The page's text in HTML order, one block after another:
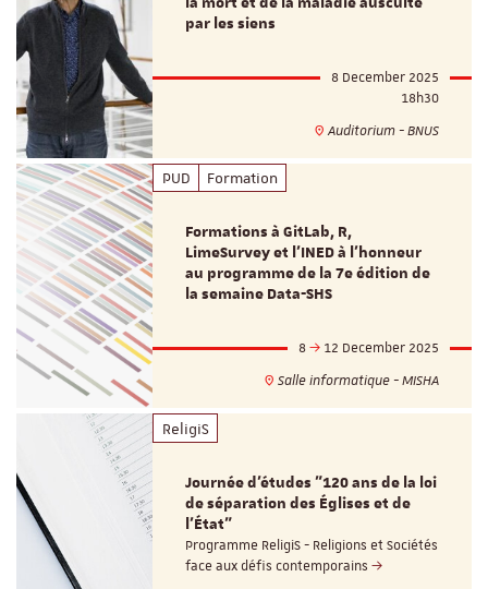
par les siens
8 December 2025
18h30
Auditorium - BNUS
PUD Formation
Formations à GitLab, R,
LimeSurvey et l'INED à l'honneur
au programme de la 7e édition de
la semaine Data-SHS
8
12 December 2025
Salle informatique - MISHA
ReligiS
Journée d'études "120 ans de la loi
de séparation des Églises et de
l'État"
Programme ReligiS - Religions et Sociétés
face aux défis contemporains